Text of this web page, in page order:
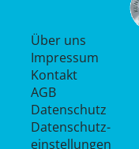
Über uns
Impressum
Kontakt
AGB
Datenschutz
Datenschutz­
einstellungen